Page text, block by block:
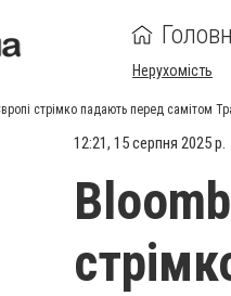
Нерухомість
стрімко падають перед самітом
12:21, 15 серпня 2025 р.